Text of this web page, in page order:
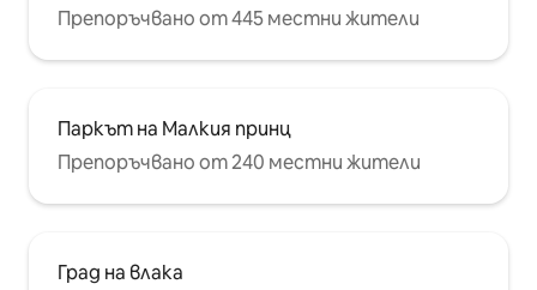
Препоръчвано от 445 местни жители
Паркът на Малкия принц
Препоръчвано от 240 местни жители
Град на влака